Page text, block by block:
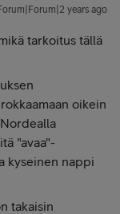
years ago
tarkoitus tällä
oikein
"avaa"-
kyseinen nappi
takaisin